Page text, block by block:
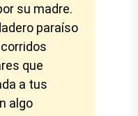
su madre.
paraíso
que
a tus
algo